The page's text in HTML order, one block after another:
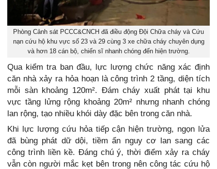
Phòng Cảnh sát PCCC&CNCH đã điều động Đội Chữa cháy và Cứu
nạn cứu hộ khu vực số 23 và 29 cùng 3 xe chữa cháy chuyên dụng
và hơn 18 cán bộ, chiến sĩ nhanh chóng đến hiện trường.
Qua kiểm tra ban đầu, lực lượng chức năng xác định
căn nhà xảy ra hỏa hoạn là công trình 2 tầng, diện tích
mỗi sàn khoảng 120m². Đám cháy xuất phát tại khu
vực tầng lửng rộng khoảng 20m² nhưng nhanh chóng
lan rộng, tạo nhiều khói dày đặc bên trong căn nhà.
Khi lực lượng cứu hỏa tiếp cận hiện trường, ngọn lửa
đã bùng phát dữ dội, tiềm ẩn nguy cơ lan sang các
công trình liền kề. Đáng chú ý, thời điểm xảy ra cháy
vẫn còn người mắc kẹt bên trong nên công tác cứu hộ